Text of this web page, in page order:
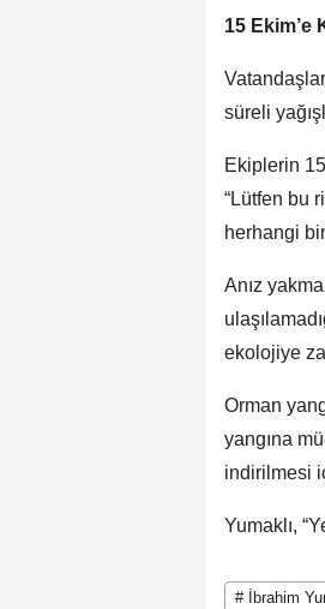
15 Ekim’e
süreli
Ekiplerin
“Lütfen bu
herhangi
Anız
ekolojiye
Orman
yangına
indirilmesi
Yumaklı,
# İbrahim